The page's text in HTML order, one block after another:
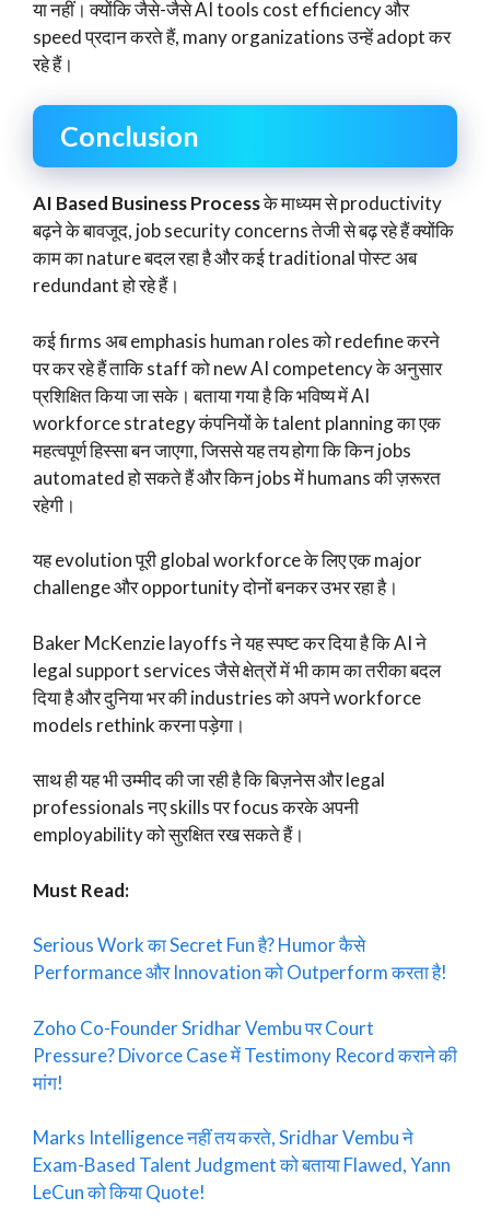
या नहीं। क्योंकि जैसे-जैसे AI tools cost efficiency और
speed प्रदान करते हैं, many organizations उन्हें adopt कर
रहे हैं।
Conclusion
AI Based Business Processके माध्यम से productivity
बढ़ने के बावजूद, job security concerns तेजी से बढ़ रहे हैं क्योंकि
काम का nature बदल रहा है और कई traditional पोस्ट अब
redundant हो रहे हैं।
कई firms अब emphasis human roles को redefine करने
पर कर रहे हैं ताकि staff को new AI competency के अनुसार
प्रशिक्षित किया जा सके। बताया गया है कि भविष्य में AI
workforce strategy कंपनियों के talent planning का एक
महत्वपूर्ण हिस्सा बन जाएगा, जिससे यह तय होगा कि किन jobs
automated हो सकते हैं और किन jobs में humans की ज़रूरत
रहेगी।
यह evolution पूरी global workforce के लिए एक major
challenge और opportunity दोनों बनकर उभर रहा है।
Baker McKenzie layoffs ने यह स्पष्ट कर दिया है कि AI ने
legal support services जैसे क्षेत्रों में भी काम का तरीका बदल
दिया है और दुनिया भर की industries को अपने workforce
models rethink करना पड़ेगा।
साथ ही यह भी उम्मीद की जा रही है कि बिज़नेस और legal
professionals नए skills पर focus करके अपनी
employability को सुरक्षित रख सकते हैं।
Must Read:
Serious Work का Secret Fun है? Humor कैसे
Performance और Innovation को Outperform करता है!
Zoho Co-Founder Sridhar Vembu पर Court
Pressure? Divorce Case में Testimony Record कराने की
मांग!
Marks Intelligence नहीं तय करते, Sridhar Vembu ने
Exam-Based Talent Judgment को बताया Flawed, Yann
LeCun को किया Quote!